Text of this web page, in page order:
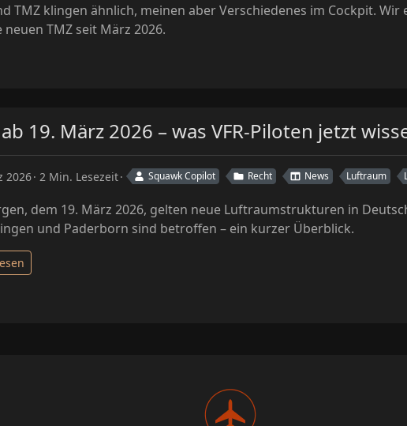
TMZ klingen ähnlich, meinen aber Verschiedenes im Cockpit.
neuen TMZ seit März 2026.
19. März 2026 – was VFR-Piloten jetzt
2026 2 Min. Lesezeit Squawk Copilot Recht News Luftraum
dem 19. März 2026, gelten neue Luftraumstrukturen in
und Paderborn sind betroffen – ein kurzer Überblick.